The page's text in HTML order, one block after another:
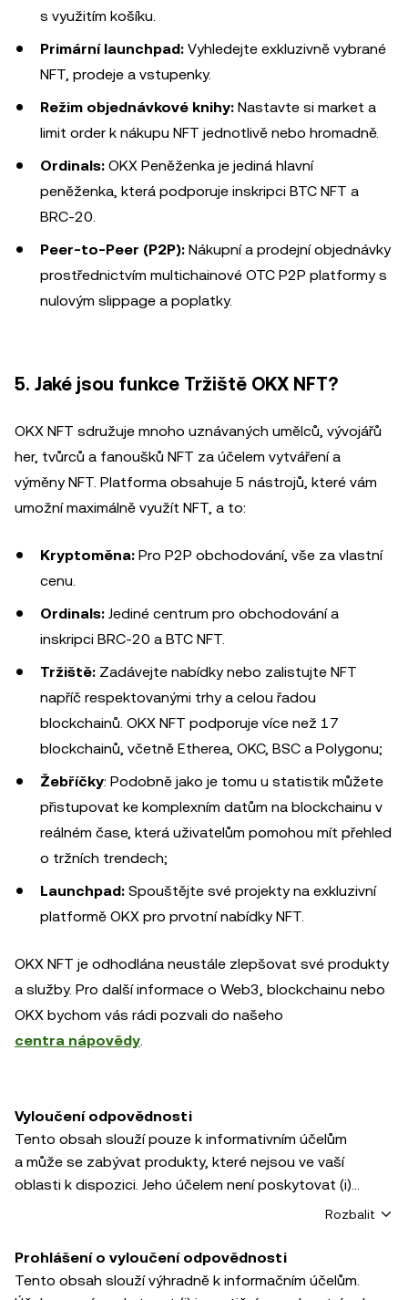
s využitím košíku.
Primární launchpad: Vyhledejte exkluzivně vybrané
NFT, prodeje a vstupenky.
Režim objednávkové knihy: Nastavte si market a
limit order k nákupu NFT jednotlivě nebo hromadně.
Ordinals: OKX Peněženka je jediná hlavní
peněženka, která podporuje inskripci BTC NFT a
BRC-20.
Peer-to-Peer (P2P): Nákupní a prodejní objednávky
prostřednictvím multichainové OTC P2P platformy s
nulovým slippage a poplatky.
5. Jaké jsou funkce Tržiště OKX NFT?
OKX NFT sdružuje mnoho uznávaných umělců, vývojářů
her, tvůrců a fanoušků NFT za účelem vytváření a
výměny NFT. Platforma obsahuje 5 nástrojů, které vám
umožní maximálně využít NFT, a to:
Kryptoměna: Pro P2P obchodování, vše za vlastní
cenu.
Ordinals: Jediné centrum pro obchodování a
inskripci BRC-20 a BTC NFT.
Tržiště: Zadávejte nabídky nebo zalistujte NFT
napříč respektovanými trhy a celou řadou
blockchainů. OKX NFT podporuje více než 17
blockchainů, včetně Etherea, OKC, BSC a Polygonu;
Žebříčky: Podobně jako je tomu u statistik můžete
přistupovat ke komplexním datům na blockchainu v
reálném čase, která uživatelům pomohou mít přehled
o tržních trendech;
Launchpad: Spouštějte své projekty na exkluzivní
platformě OKX pro prvotní nabídky NFT.
OKX NFT je odhodlána neustále zlepšovat své produkty
a služby. Pro další informace o Web3, blockchainu nebo
OKX bychom vás rádi pozvali do našeho
centra nápovědy.
Vyloučení odpovědnosti
Tento obsah slouží pouze k informativním účelům
a může se zabývat produkty, které nejsou ve vaší
oblasti k dispozici. Jeho účelem není poskytovat (i)
investiční poradenství nebo investiční doporučení, (ii)
kryptoměn / digitálních aktiv ani (iii) finanční, účetní,
právní nebo daňové poradenství. Držba kryptoměn /
Rozbalit
Prohlášení o vyloučení odpovědnosti
Tento obsah slouží výhradně k informačním účelům.